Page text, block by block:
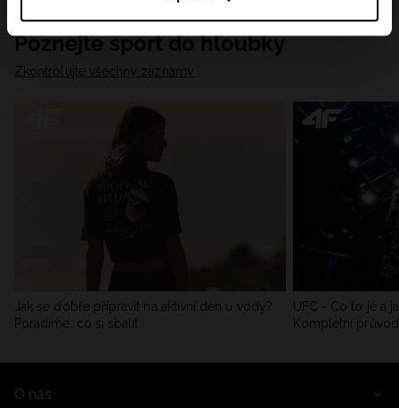
Poznejte sport do hloubky
Zkontrolujte všechny záznamy
Jak se dobře připravit na aktivní den u vody?
Poradíme, co si sbalit
UFC - Co to je a
Kompletní
O nás